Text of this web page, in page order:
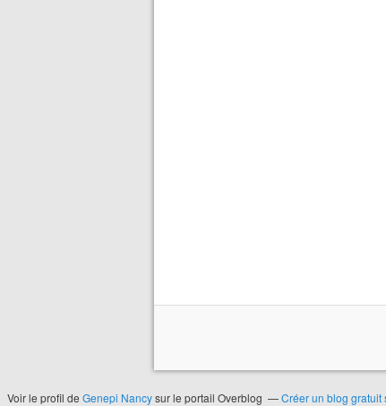
Voir le profil de Genepi Nancysur le portail Overblog Créer un blog gratuit